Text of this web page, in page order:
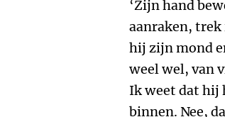
‘Zijn hand
aanraken, trek
hij zijn mond
weel wel, van
Ik weet dat hij
binnen. Nee,